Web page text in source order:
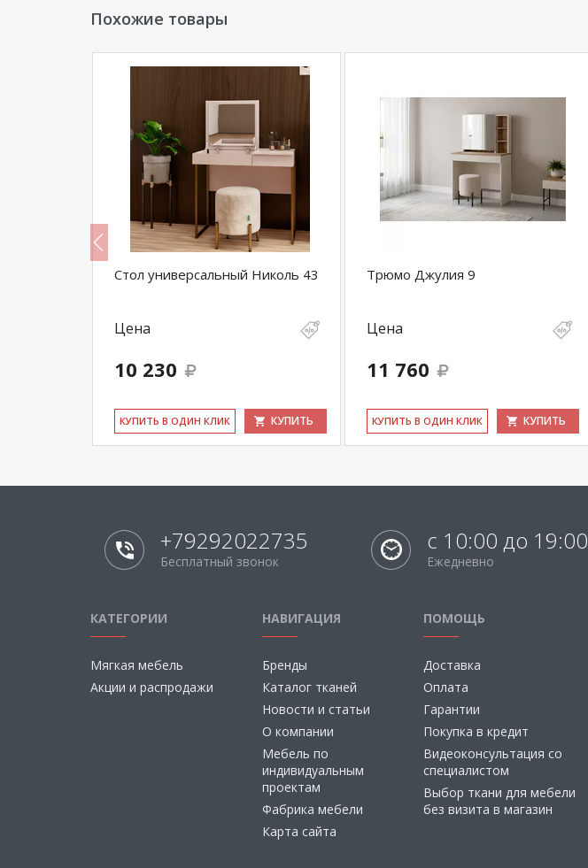
Похожие товары
Стол универсальный Николь 43
Цена
10 230
КУ­ПИТЬ В ОДИН КЛИК КУПИТЬ
Трюмо Джулия 9
Цена
11 760
КУ­ПИТЬ В ОДИН КЛИК КУПИТЬ
+79292022735
Бесплатный звонок
с 10:00 до 19:00
Ежедневно
КАТЕГОРИИ
Мягкая мебель
Акции и распродажи
НАВИГАЦИЯ
Бренды
Каталог тканей
Новости и статьи
О компании
Мебель по
индивидуальным
проектам
Фабрика мебели
Карта сайта
ПОМОЩЬ
Доставка
Оплата
Гарантии
Покупка в кредит
Видеоконсультация со
специалистом
Выбор ткани для мебели
без визита в магазин